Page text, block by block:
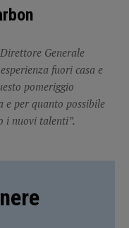
Generale
fuori casa e
pomeriggio
e per quanto possibile
i nuovi talenti”.